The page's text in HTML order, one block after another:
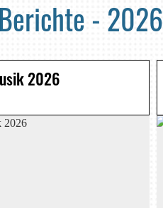
- 2026
2026